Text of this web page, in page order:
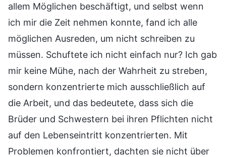
allem Möglichen beschäftigt, und selbst wenn
ich mir die Zeit nehmen konnte, fand ich alle
möglichen Ausreden, um nicht schreiben zu
müssen. Schuftete ich nicht einfach nur? Ich gab
mir keine Mühe, nach der Wahrheit zu streben,
sondern konzentrierte mich ausschließlich auf
die Arbeit, und das bedeutete, dass sich die
Brüder und Schwestern bei ihren Pflichten nicht
auf den Lebenseintritt konzentrierten. Mit
Problemen konfrontiert, dachten sie nicht über